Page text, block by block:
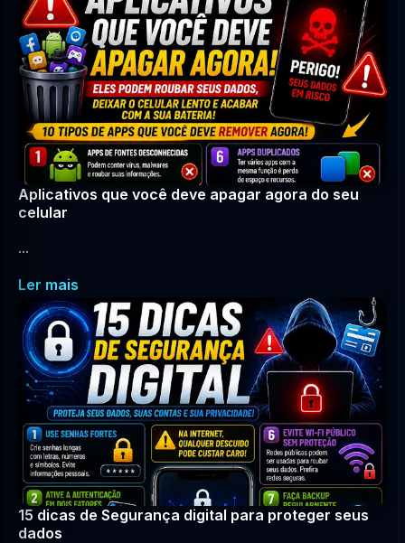
Aplicativos que você deve apagar agora do seu
celular
...
Ler mais
15 dicas de Segurança digital para proteger seus
dados